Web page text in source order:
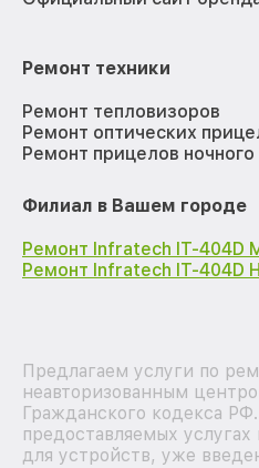
Ремонт техники
Ремонт тепловизоров
Ремонт оптических
Ремонт прицелов
Филиал в Вашем городе
Ремонт Infratech IT-404D
Ремонт Infratech IT-404D
Предлагаем услуги по
неавторизованным
Гражданского кодекса
предоставляемых
для устройств, уже